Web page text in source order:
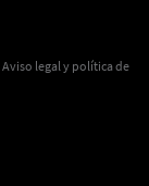
Aviso legal y política de